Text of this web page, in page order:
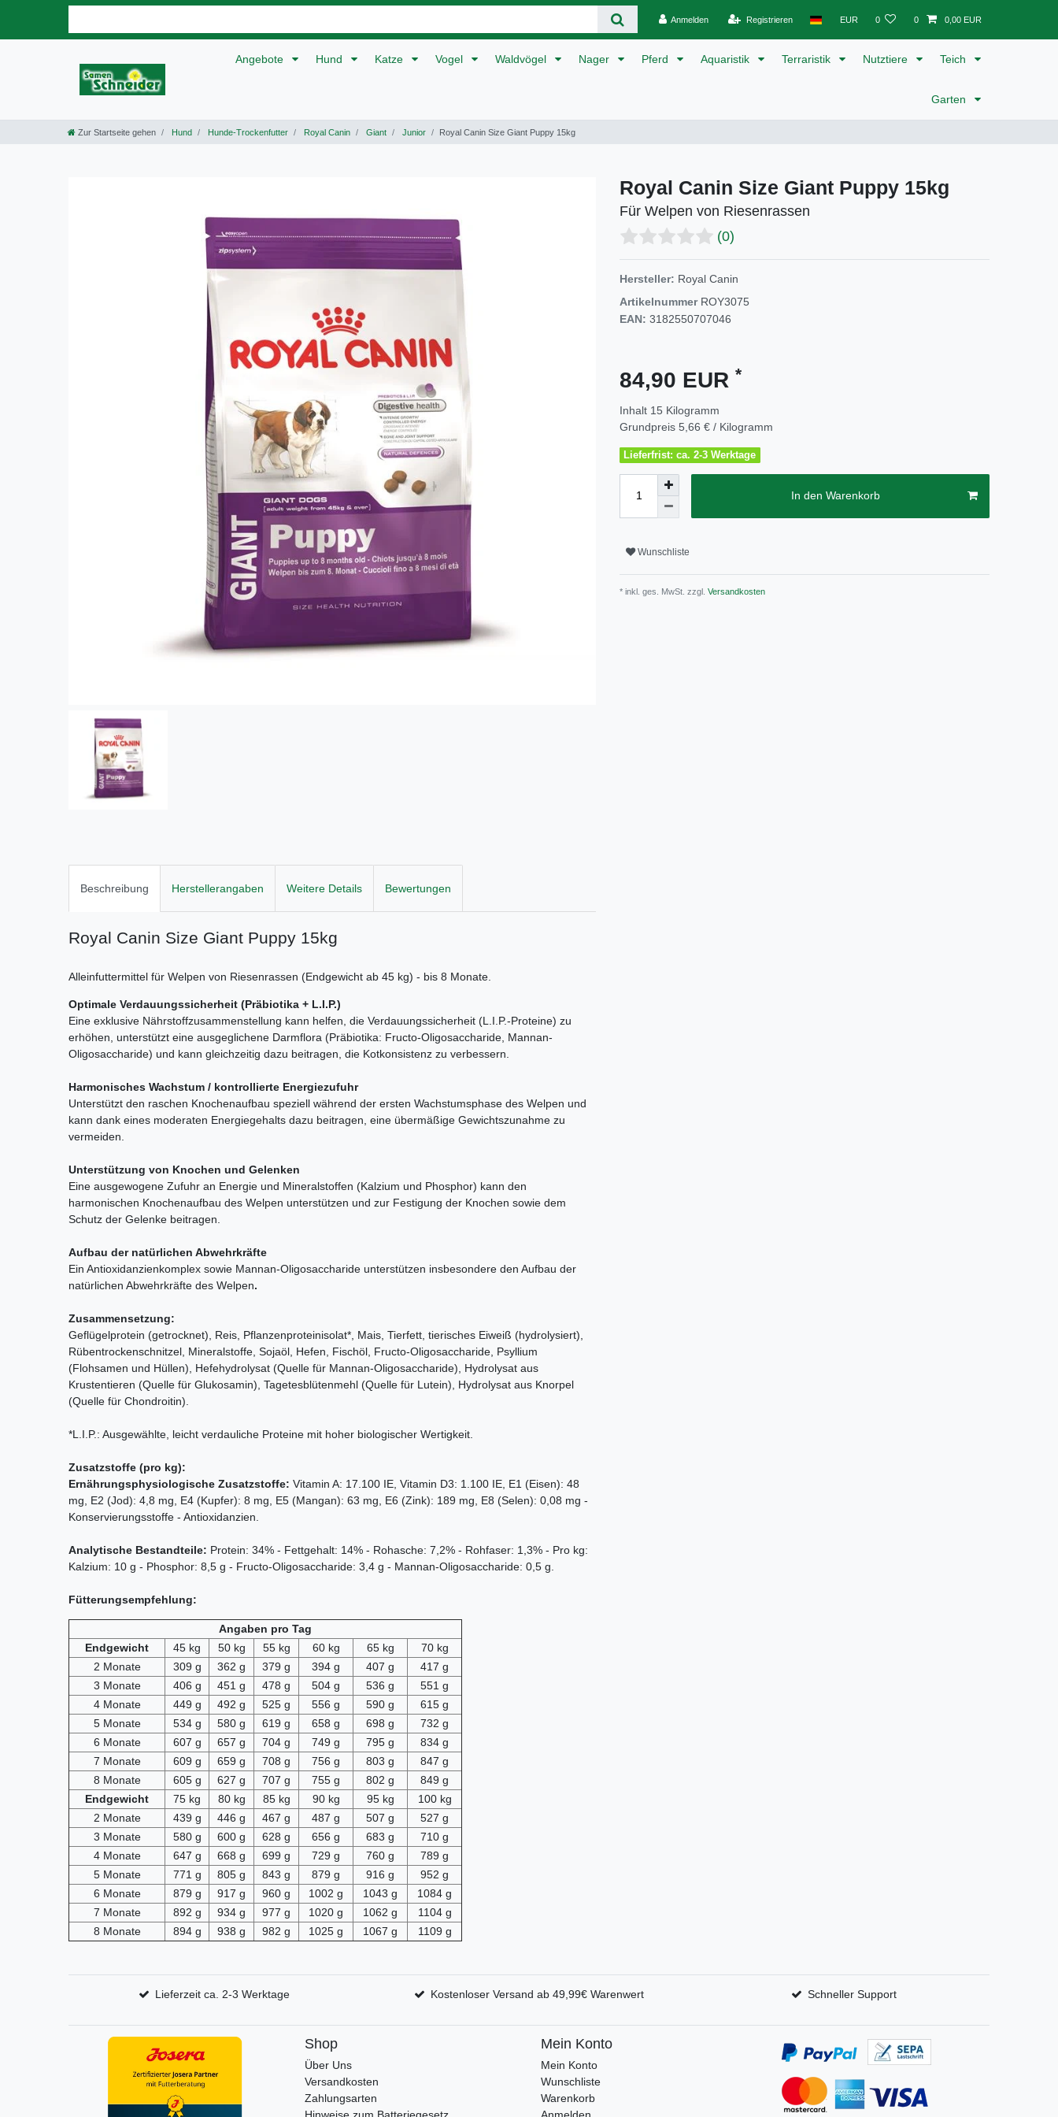
Anmelden Registrieren EUR 0 0 0,00 EUR
Angebote Hund Katze Vogel Waldvögel Nager Pferd Aquaristik Terraristik Nutztiere Teich
Garten
Zur Startseite gehen Hund Hunde-Trockenfutter Royal Canin Giant Junior Royal Canin Size Giant Puppy 15kg
Royal Canin Size Giant Puppy 15kg
Für Welpen von Riesenrassen
(0)
Hersteller: Royal Canin
Artikelnummer ROY3075
EAN: 3182550707046
84,90 EUR *
Inhalt 15 Kilogramm
Grundpreis 5,66 € / Kilogramm
Lieferfrist: ca. 2-3 Werktage
In den Warenkorb
Wunschliste
* inkl. ges. MwSt. zzgl. Versandkosten
Beschreibung Herstellerangaben Weitere Details Bewertungen
Royal Canin Size Giant Puppy 15kg
Alleinfuttermittel für Welpen von Riesenrassen (Endgewicht ab 45 kg) - bis 8 Monate.
Optimale Verdauungssicherheit (Präbiotika + L.I.P.)
Eine exklusive Nährstoffzusammenstellung kann helfen, die Verdauungssicherheit (L.I.P.-Proteine) zu
erhöhen, unterstützt eine ausgeglichene Darmflora (Präbiotika: Fructo-Oligosaccharide, Mannan-
Oligosaccharide) und kann gleichzeitig dazu beitragen, die Kotkonsistenz zu verbessern.
Harmonisches Wachstum / kontrollierte Energiezufuhr
Unterstützt den raschen Knochenaufbau speziell während der ersten Wachstumsphase des Welpen und
kann dank eines moderaten Energiegehalts dazu beitragen, eine übermäßige Gewichtszunahme zu
vermeiden.
Unterstützung von Knochen und Gelenken
Eine ausgewogene Zufuhr an Energie und Mineralstoffen (Kalzium und Phosphor) kann den
harmonischen Knochenaufbau des Welpen unterstützen und zur Festigung der Knochen sowie dem
Schutz der Gelenke beitragen.
Aufbau der natürlichen Abwehrkräfte
Ein Antioxidanzienkomplex sowie Mannan-Oligosaccharide unterstützen insbesondere den Aufbau der
natürlichen Abwehrkräfte des Welpen.
Zusammensetzung:
Geflügelprotein (getrocknet), Reis, Pflanzenproteinisolat*, Mais, Tierfett, tierisches Eiweiß (hydrolysiert),
Rübentrockenschnitzel, Mineralstoffe, Sojaöl, Hefen, Fischöl, Fructo-Oligosaccharide, Psyllium
(Flohsamen und Hüllen), Hefehydrolysat (Quelle für Mannan-Oligosaccharide), Hydrolysat aus
Krustentieren (Quelle für Glukosamin), Tagetesblütenmehl (Quelle für Lutein), Hydrolysat aus Knorpel
(Quelle für Chondroitin).
*L.I.P.: Ausgewählte, leicht verdauliche Proteine mit hoher biologischer Wertigkeit.
Zusatzstoffe (pro kg):
Ernährungsphysiologische Zusatzstoffe: Vitamin A: 17.100 IE, Vitamin D3: 1.100 IE, E1 (Eisen): 48
mg, E2 (Jod): 4,8 mg, E4 (Kupfer): 8 mg, E5 (Mangan): 63 mg, E6 (Zink): 189 mg, E8 (Selen): 0,08 mg -
Konservierungsstoffe - Antioxidanzien.
Analytische Bestandteile: Protein: 34% - Fettgehalt: 14% - Rohasche: 7,2% - Rohfaser: 1,3% - Pro kg:
Kalzium: 10 g - Phosphor: 8,5 g - Fructo-Oligosaccharide: 3,4 g - Mannan-Oligosaccharide: 0,5 g.
Fütterungsempfehlung:
Angaben pro Tag
Endgewicht
45 kg 50 kg 55 kg 60 kg 65 kg
70 kg
2 Monate
309 g 362 g 379 g 394 g 407 g
417 g
3 Monate
406 g 451 g 478 g 504 g 536 g
551 g
4 Monate
449 g 492 g 525 g 556 g 590 g
615 g
5 Monate
534 g 580 g 619 g 658 g 698 g
732 g
6 Monate
607 g 657 g 704 g 749 g 795 g
834 g
7 Monate
609 g 659 g 708 g 756 g 803 g
847 g
8 Monate
605 g 627 g 707 g 755 g 802 g
849 g
Endgewicht
75 kg 80 kg 85 kg 90 kg 95 kg
100 kg
2 Monate
439 g 446 g 467 g 487 g 507 g
527 g
3 Monate
580 g 600 g 628 g 656 g 683 g
710 g
4 Monate
647 g 668 g 699 g 729 g 760 g
789 g
5 Monate
771 g 805 g 843 g 879 g 916 g
952 g
6 Monate
879 g 917 g 960 g 1002 g 1043 g
1084 g
7 Monate
892 g 934 g 977 g 1020 g 1062 g
1104 g
8 Monate
894 g 938 g 982 g 1025 g 1067 g 1109 g
Lieferzeit ca. 2-3 Werktage Kostenloser Versand ab 49,99€ Warenwert Schneller Support
Shop
Über Uns
Versandkosten
Zahlungsarten
Hinweise zum Batteriegesetz
Mein Konto
Mein Konto
Wunschliste
Warenkorb
Anmelden